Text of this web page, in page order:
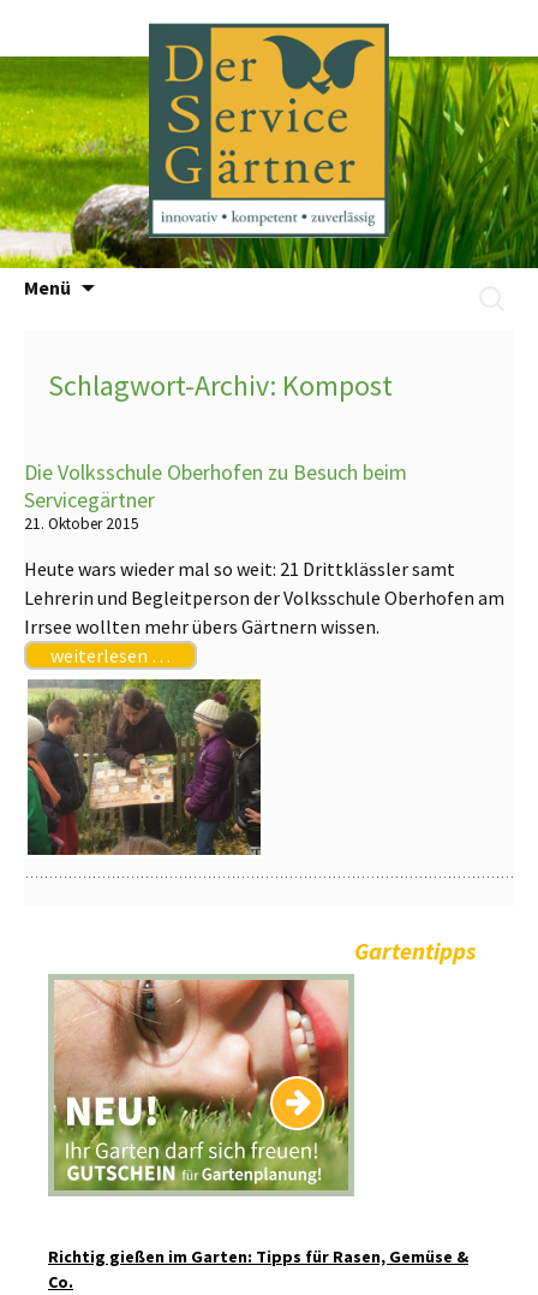
Menü
Zum
Schlagwort-Archiv: Kompost
Die Volksschule Oberhofen zu Besuch beim
Servicegärtner
21. Oktober 2015
Heute wars wieder mal so weit: 21 Drittklässler samt
Lehrerin und Begleitperson der Volksschule Oberhofen am
Irrsee wollten mehr übers Gärtnern wissen.
weiterlesen …
Gartentipps
Richtig gießen im Garten: Tipps für Rasen, Gemüse &
Co.